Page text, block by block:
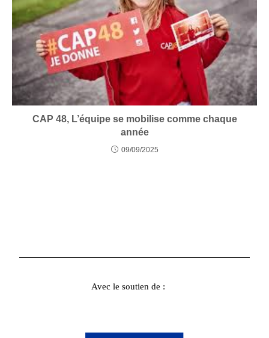
CAP 48, L’équipe se mobilise comme chaque
année
09/09/2025
Avec le soutien de :